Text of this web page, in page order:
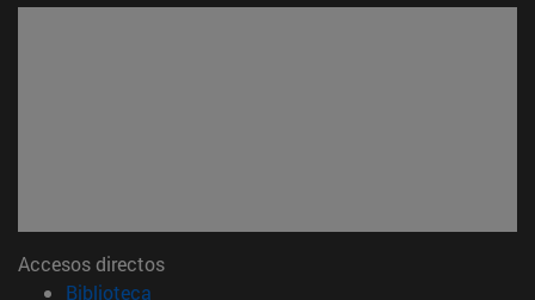
Accesos directos
Biblioteca